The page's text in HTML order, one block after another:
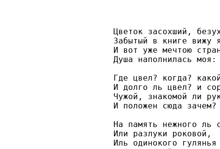
Цветок засохший,
Забытый в книге
И вот уже мечтою
Душа наполнилась
Где цвел? когда?
И долго ль цвел? и
Чужой, знакомой ли
И положен сюда
На память нежного ль
Или разлуки роковой,
Иль одинокого